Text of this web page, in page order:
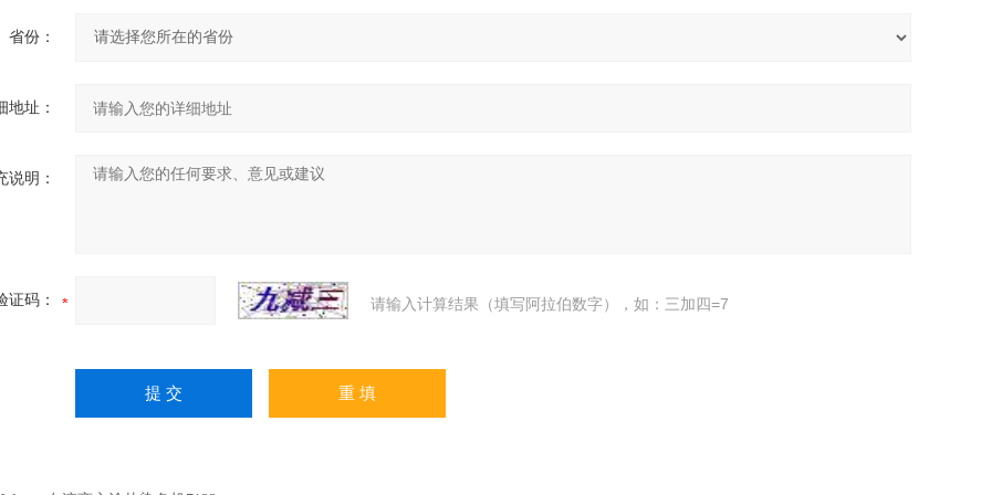
省份：
地址：
说明：
证码： 请输入计算结果（填写阿拉伯数字），如：三加四=7